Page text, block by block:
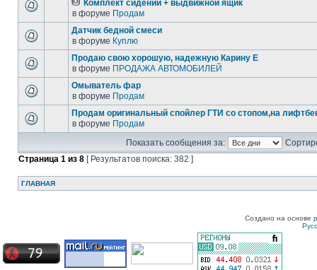
Комплект сидений + выдвижной ящик
в форуме Продам
Датчик бедной смеси
в форуме Куплю
Продаю свою хорошую, надежную Карину Е
в форуме ПРОДАЖА АВТОМОБИЛЕЙ
Омыватель фар
в форуме Продам
Продам оригинальный спойлер ГТИ со стопом,на
в форуме Продам
Показать сообщения за:
Страница 1 из 8 [ Результатов поиска: 382 ]
ГЛАВНАЯ
Создано на основе